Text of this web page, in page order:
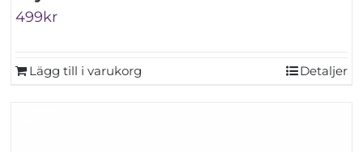
499kr
Lägg till i varukorg Detaljer